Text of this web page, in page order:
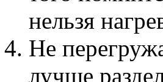
нельзя
Не
лучше